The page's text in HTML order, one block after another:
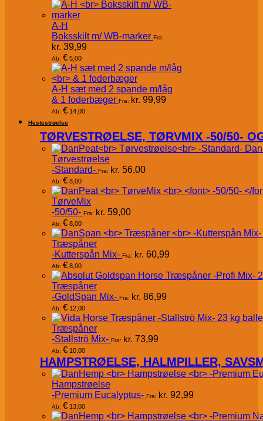
A-H
Boksskilt m/ WB-marker Fra:
kr. 39,99
Ab: € 5,00
A-H sæt med 2 spande m/låg
& 1 foderbæger Fra: kr. 99,99
Ab: € 14,00
Hestestrøelse
TØRVESTRØELSE, TØRVMIX -50/50-
Tørvestrøelse
-Standard- Fra: kr. 56,00
Ab: € 8,00
TørveMix
-50/50- Fra: kr. 59,00
Ab: € 8,00
Træspåner
-Kutterspån Mix- Fra: kr. 60,99
Ab: € 8,00
Træspåner
-GoldSpan Mix- Fra: kr. 86,99
Ab: € 12,00
Træspåner
-Stallströ Mix- Fra: kr. 73,99
Ab: € 10,00
HAMPSTRØELSE, HALMPILLER,
Hampstrøelse
-Premium Eucalyptus- Fra: kr. 92,99
Ab: € 13,00